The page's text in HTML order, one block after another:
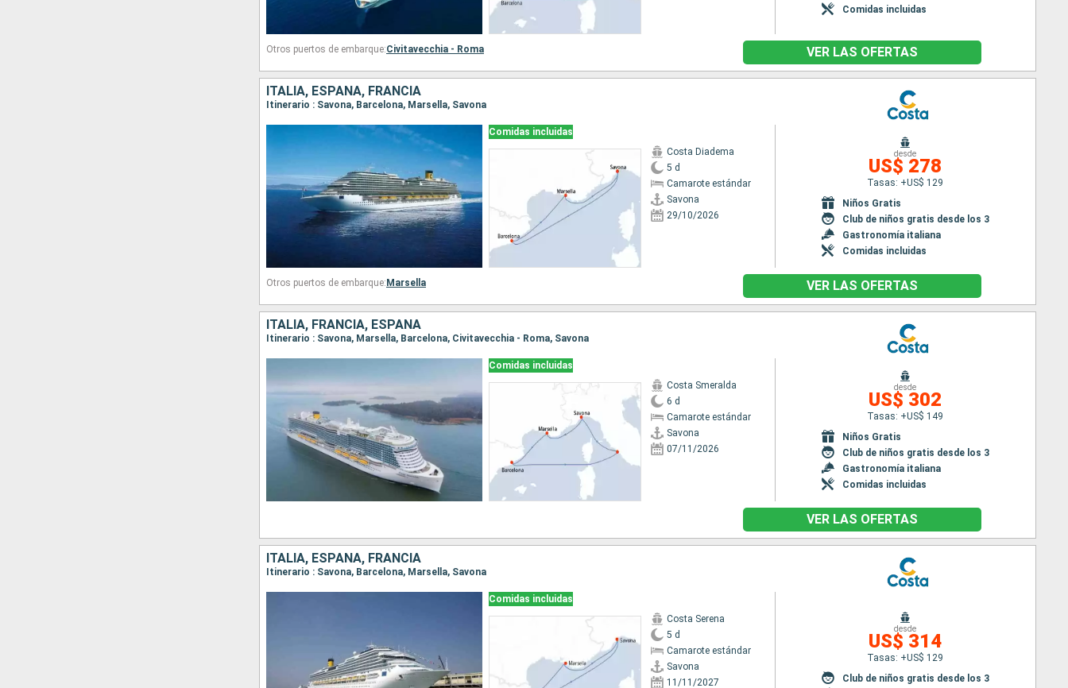
Comidas incluidas
Otros puertos de embarque:Civitavecchia - Roma VER LAS OFERTAS
ITALIA, ESPAÑA, FRANCIA
Itinerario : Savona, Barcelona, Marsella, Savona
Comidas incluidas
Costa Diadema
5 d
Camarote estándar
Savona
29/10/2026
desde
US$ 278
Tasas: +US$ 129
Niños Gratis
Club de niños gratis desde los 3
Gastronomía italiana
Comidas incluidas
Otros puertos de embarque: Marsella VER LAS OFERTAS
ITALIA, FRANCIA, ESPAÑA
Itinerario : Savona, Marsella, Barcelona, Civitavecchia - Roma, Savona
Comidas incluidas
Costa Smeralda
6 d
Camarote estándar
Savona
07/11/2026
desde
US$ 302
Tasas: +US$ 149
Niños Gratis
Club de niños gratis desde los 3
Gastronomía italiana
Comidas incluidas
VER LAS OFERTAS
ITALIA, ESPAÑA, FRANCIA
Itinerario : Savona, Barcelona, Marsella, Savona
Comidas incluidas
Costa Serena
5 d
Camarote estándar
Savona
11/11/2027
desde
US$ 314
Tasas: +US$ 129
Club de niños gratis desde los 3